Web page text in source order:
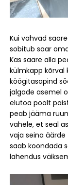
Kui vahvad
sobitub saar
Kas saare alla
külmkapp kõrval
köögitasapind
jalgade asemel
elutoa poolt
peab jääma
vahele, et seal
vaja seina
saab koondada
lahendus